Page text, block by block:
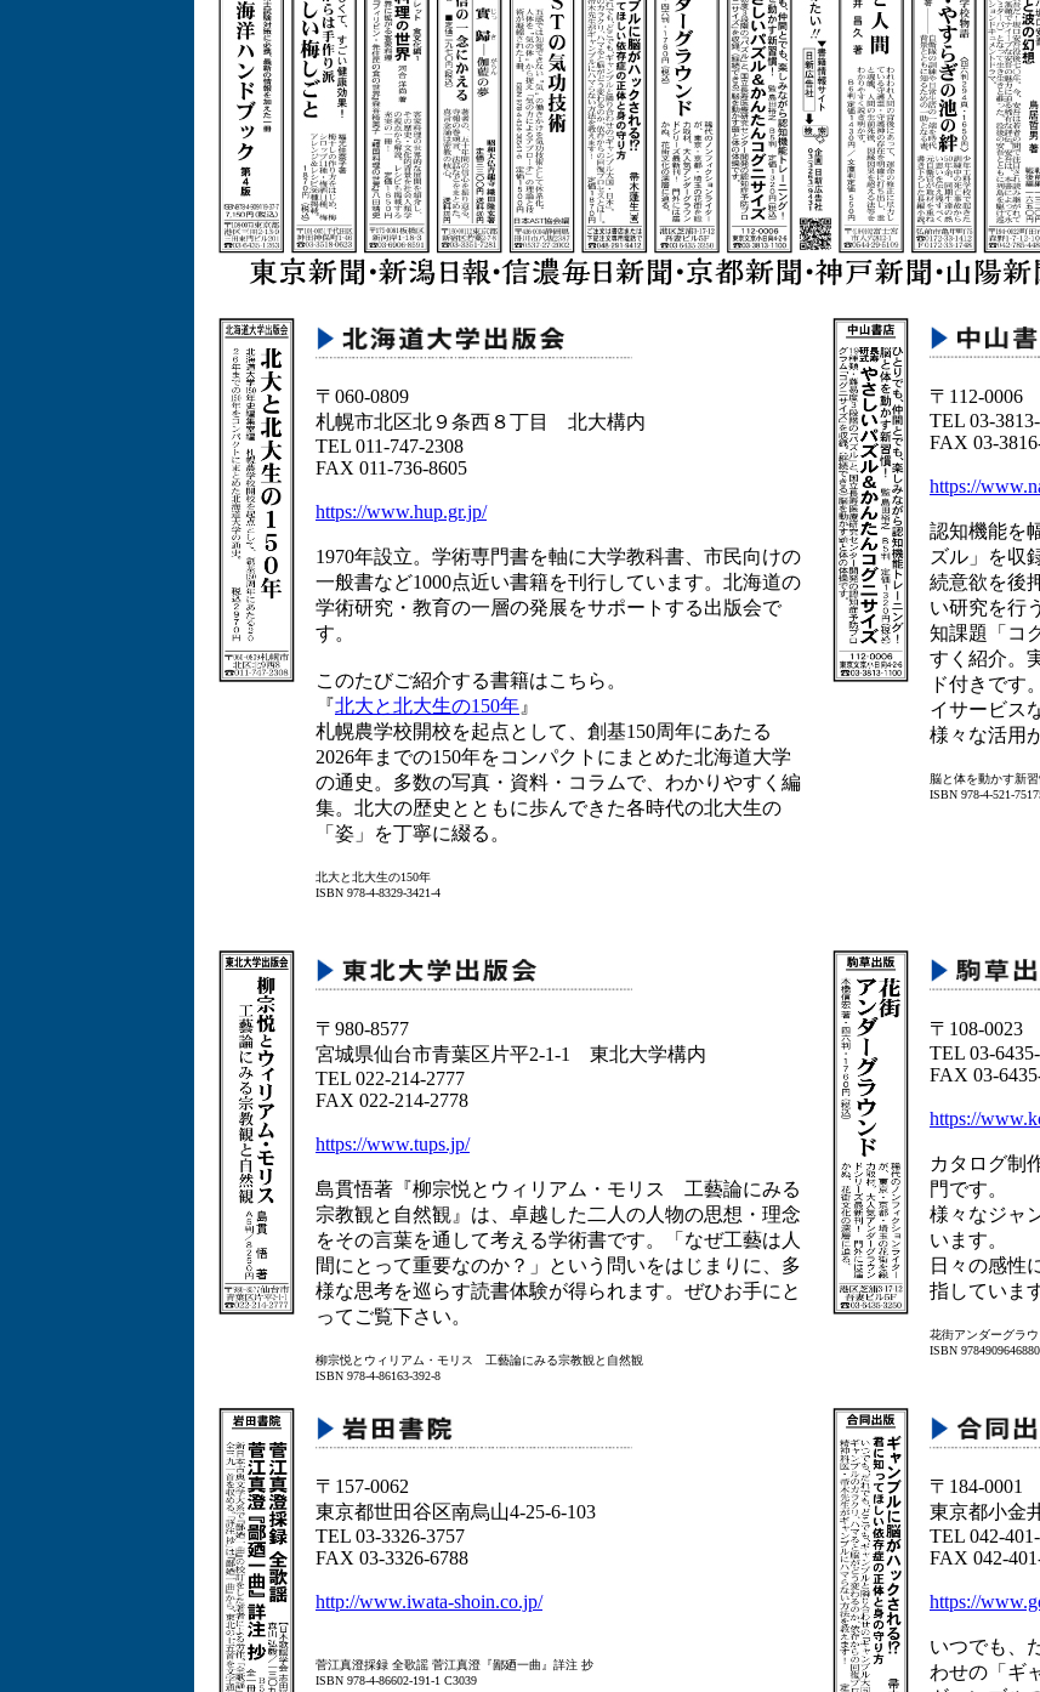
〒060-0809
札幌市北区北９条西８丁目 北大構内
TEL 011-747-2308
FAX 011-736-8605
https://www.hup.gr.jp/
1970年設立。学術専門書を軸に大学教科書、市民向けの
一般書など1000点近い書籍を刊行しています。北海道の
学術研究・教育の一層の発展をサポートする出版会で
す。
このたびご紹介する書籍はこちら。
『北大と北大生の150年 』
札幌農学校開校を起点として、創基150周年にあたる
2026年までの150年をコンパクトにまとめた北海道大学
の通史。多数の写真・資料・コラムで、わかりやすく編
集。北大の歴史とともに歩んできた各時代の北大生の
「姿」を丁寧に綴る。
北大と北大生の150年
ISBN 978-4-8329-3421-4
〒112-0006
TEL 03-
FAX 03-
https://
認知機能を
ズル」を収
続意欲を後
い研究を行
知課題「コ
すく紹介。
ド付きです
イサービス
様々な活用
脳と体を動かす新
ISBN 978-4-521-
〒980-8577
宮城県仙台市青葉区片平2-1-1 東北大学構内
TEL 022-214-2777
FAX 022-214-2778
https://www.tups.jp/
島貫悟著『柳宗悦とウィリアム・モリス 工藝論にみる
宗教観と自然観』は、卓越した二人の人物の思想・理念
をその言葉を通して考える学術書です。「なぜ工藝は人
間にとって重要なのか？」という問いをはじまりに、多
様な思考を巡らす読書体験が得られます。ぜひお手にと
ってご覧下さい。
柳宗悦とウィリアム・モリス 工藝論にみる宗教観と自然観
ISBN 978-4-86163-392-8
〒108-
TEL 03-
FAX 03-
https://
カタログ制
門です。
様々なジャ
います。
日々の感性
指していま
花街アンダーグラウ
ISBN 9784909646880
〒157-0062
東京都世田谷区南烏山4-25-6-103
TEL 03-3326-3757
FAX 03-3326-6788
http://www.iwata-shoin.co.jp/
菅江真澄採録 全歌謡 菅江真澄『鄙廼一曲』詳注 抄
ISBN 978-4-86602-191-1 C3039
〒184-0001
東京都小金
TEL 042-
FAX 042-
https://
いつでも、
わせの「ギ